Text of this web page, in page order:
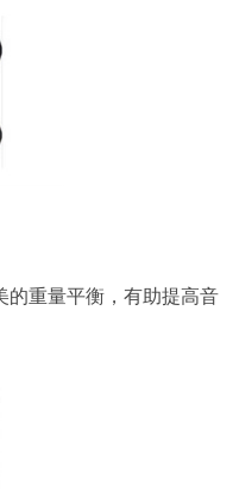
的重量平衡，有助提高音